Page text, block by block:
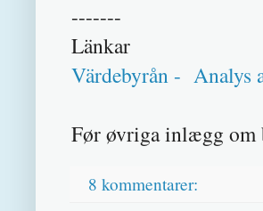
-------
Länkar
Värdebyrån - Analys
Før øvriga inlægg om
8 kommentarer: